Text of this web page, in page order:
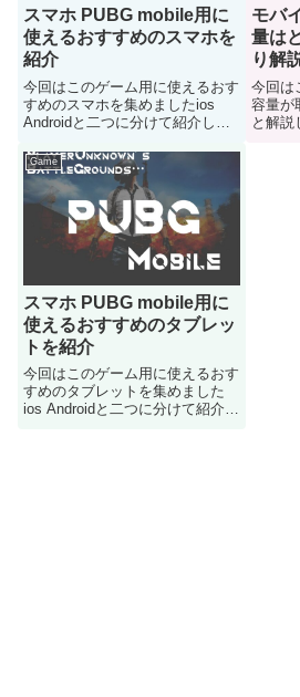
スマホ PUBG mobile用に
使えるおすすめのスマホを
紹介
今回はこのゲーム用に使えるおす
すめのスマホを集めましたios
Androidと二つに分けて紹介して
モバ
量は
り解
今回は
容量が
と解説
Game
スマホ PUBG mobile用に
使えるおすすめのタブレッ
トを紹介
今回はこのゲーム用に使えるおす
すめのタブレットを集めました
ios Androidと二つに分けて紹介し